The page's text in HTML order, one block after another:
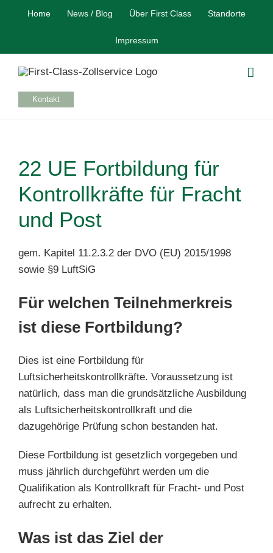
Home News / Blog Über First Class Standorte
Impressum
Kontakt
22 UE Fortbildung für
Kontrollkräfte für Fracht
und Post
gem. Kapitel 11.2.3.2 der DVO (EU) 2015/1998
sowie §9 LuftSiG
Für welchen Teilnehmerkreis
ist diese Fortbildung?
Dies ist eine Fortbildung für
Luftsicherheitskontrollkräfte. Voraussetzung ist
natürlich, dass man die grundsätzliche Ausbildung
als Luftsicherheitskontrollkraft und die
dazugehörige Prüfung schon bestanden hat.
Diese Fortbildung ist gesetzlich vorgegeben und
muss jährlich durchgeführt werden um die
Qualifikation als Kontrollkraft für Fracht- und Post
aufrecht zu erhalten.
Was ist das Ziel der